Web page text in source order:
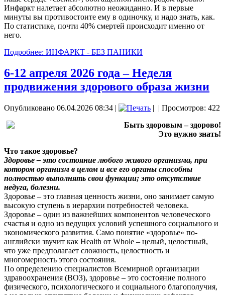
Инфаркт налетает абсолютно неожиданно. И в первые
минуты вы противостоите ему в одиночку, и надо знать, как.
По статистике, почти 40% смертей происходит именно от
него.
Подробнее: ИНФАРКТ - БЕЗ ПАНИКИ
6-12 апреля 2026 года – Неделя
продвижения здорового образа жизни
Опубликовано 06.04.2026 08:34 | | | Просмотров: 422
Быть здоровым – здорово!
Это нужно знать!
Что такое здоровье?
Здоровье – это состояние любого живого организма, при
котором организм в целом и все его органы способны
полностью выполнять свои функции; это отсутствие
недуга, болезни.
Здоровье – это главная ценность жизни, оно занимает самую
высокую ступень в иерархии потребностей человека.
Здоровье – один из важнейших компонентов человеческого
счастья и одно из ведущих условий успешного социального и
экономического развития. Само понятие «здоровье» по-
английски звучит как Health от Whole – целый, целостный,
что уже предполагает сложность, целостность и
многомерность этого состояния.
По определению специалистов Всемирной организации
здравоохранения (ВОЗ), здоровье – это состояние полного
физического, психологического и социального благополучия,